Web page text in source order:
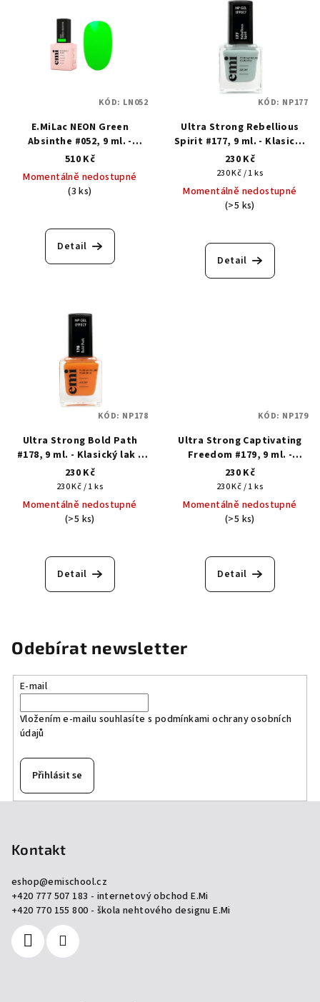
E.MiLac NEON Green
Absinthe #052, 9 ml. -
Barevný gellak
510 Kč
Momentálně nedostupné
(3 ks)
Detail
KÓD: LN052
Ultra Strong Rebellious
Spirit #177, 9 ml. - Klasický
lak s gelovým efektem
230 Kč
Měrná
cena:
230 Kč / 1 ks
Momentálně nedostupné
(>5 ks)
Detail
KÓD: NP177
Ultra Strong Bold Path
#178, 9 ml. - Klasický lak s
gelovým efektem
230 Kč
Měrná
cena:
230 Kč / 1 ks
Momentálně nedostupné
(>5 ks)
Detail
KÓD: NP178
Ultra Strong Captivating
Freedom #179, 9 ml. -
Klasický lak s gelovým
efektem
230 Kč
Měrná
cena:
230 Kč / 1 ks
Momentálně nedostupné
(>5 ks)
Detail
KÓD: NP179
Odebírat newsletter
E-mail
Vložením e-mailu souhlasíte s podmínkami ochrany osobních
údajů
Přihlásit se
Kontakt
eshop@emischool.cz
+420 777 507 183 - internetový obchod E.Mi
+420 770 155 800 - škola nehtového designu E.Mi